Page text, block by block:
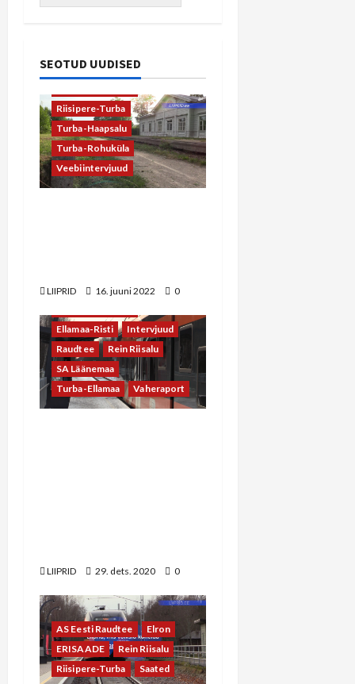
SEOTUD UUDISED
Riisipere-Turba
Turba-Haapsalu
Turba-Rohuküla
Veebiintervjuud
LIIPRID 16. juuni 2022
0
Ellamaa-Risti
Intervjuud
Raudtee
Rein Riisalu
SA Läänemaa
Turba-Ellamaa
Vaheraport
LIIPRID 29. dets. 2020 0
AS Eesti Raudtee
Elron
ERISAADE
Rein Riisalu
Riisipere-Turba
Saated